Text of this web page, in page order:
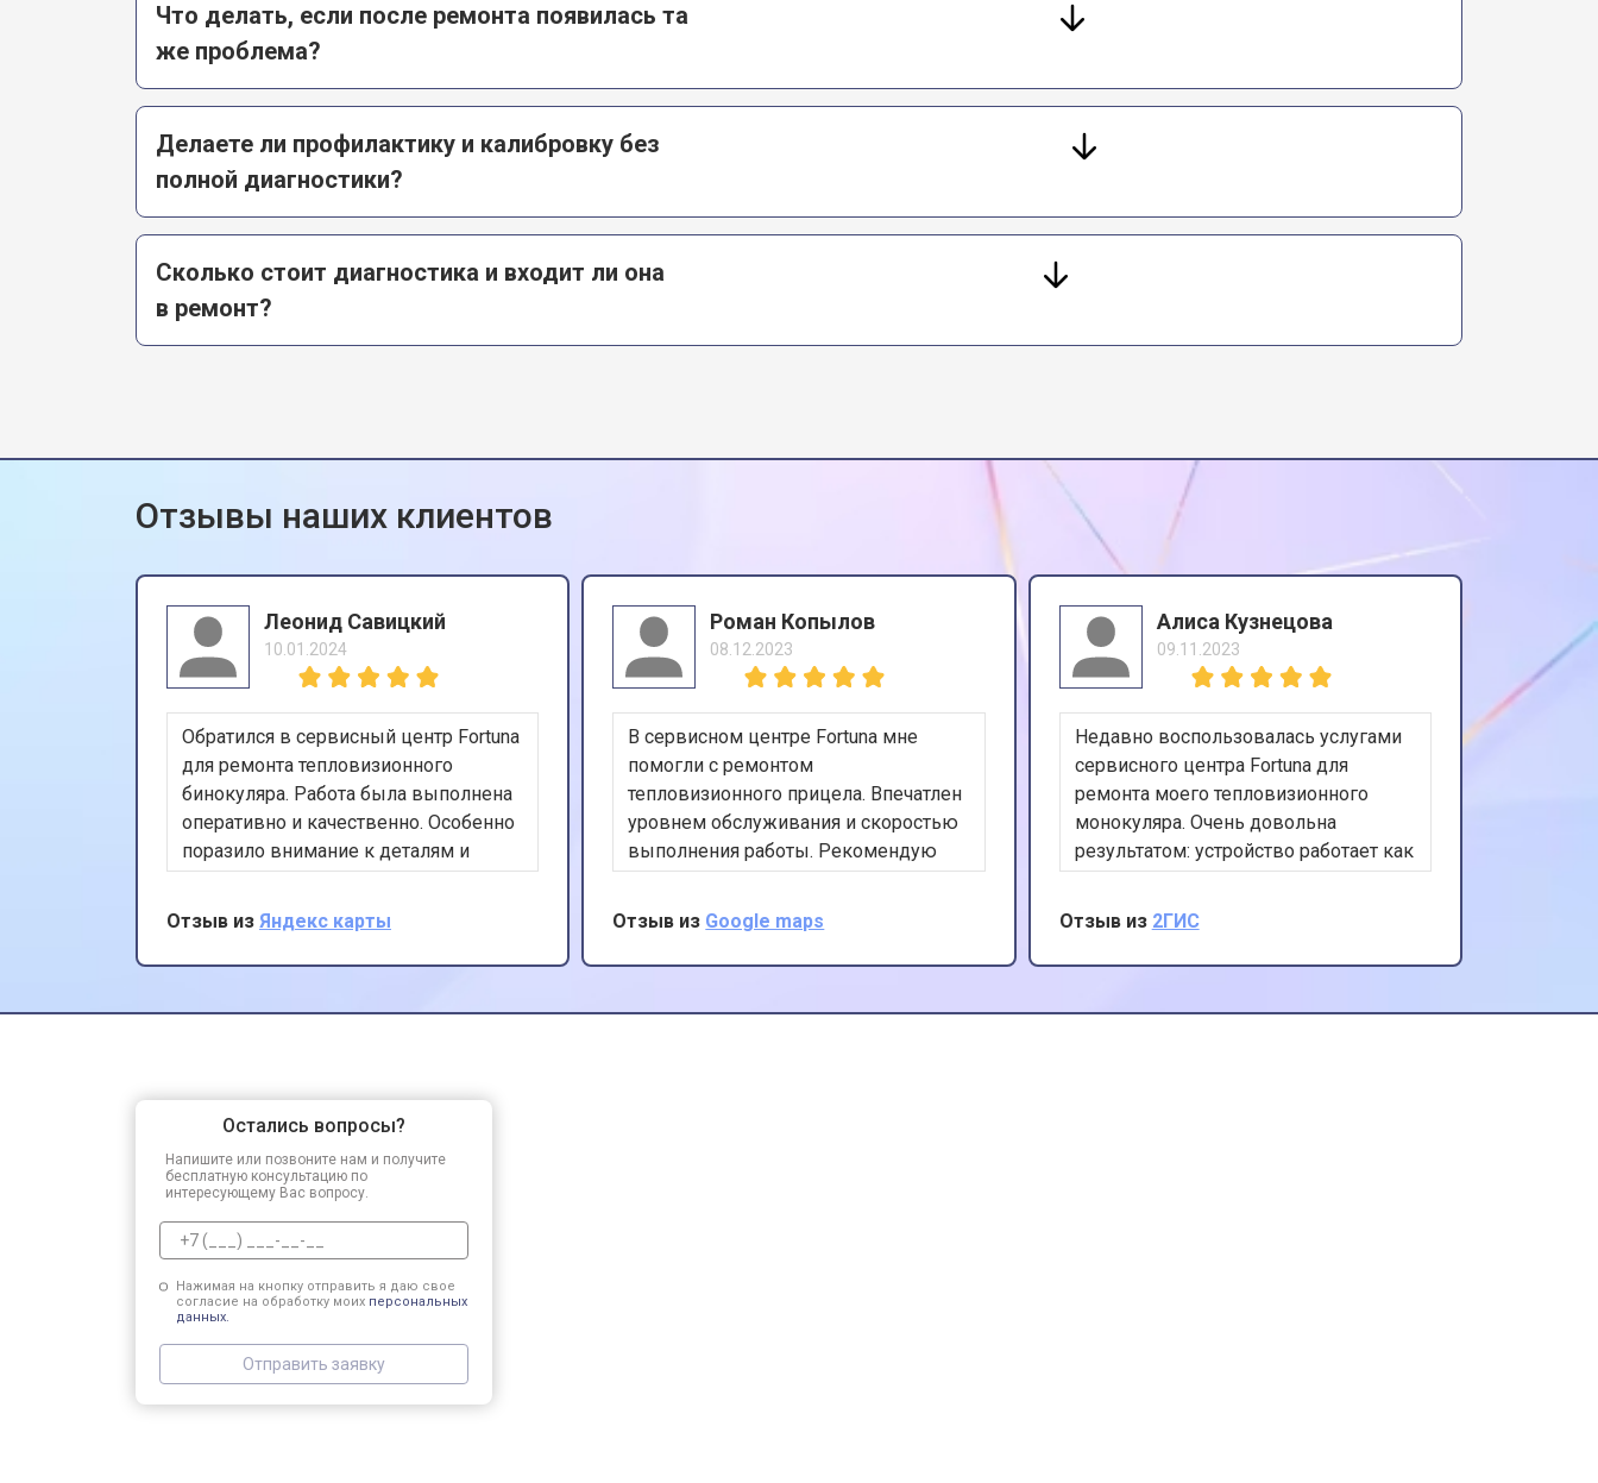
Что делать, если после ремонта появилась та
же проблема?
Делаете ли профилактику и калибровку без
полной диагностики?
Сколько стоит диагностика и входит ли она
в ремонт?
Отзывы наших клиентов
Леонид Савицкий
10.01.2024
Обратился в сервисный центр Fortuna
для ремонта тепловизионного
бинокуляра. Работа была выполнена
оперативно и качественно. Особенно
поразило внимание к деталям и
запчастей. Спасибо за
профессионализм и отличный
сервис!
Отзыв из Яндекс карты
Роман Копылов
08.12.2023
В сервисном центре Fortuna мне
помогли с ремонтом
тепловизионного прицела. Впечатлен
уровнем обслуживания и скоростью
выполнения работы. Рекомендую
надежность.
Отзыв из Google maps
Алиса Кузнецова
09.11.2023
Недавно воспользовалась услугами
сервисного центра Fortuna для
ремонта моего тепловизионного
монокуляра. Очень довольна
результатом: устройство работает как
профессиональный подход. Спасибо
за вашу работу!
Отзыв из 2ГИС
Остались вопросы?
Напишите или позвоните нам и получите
бесплатную консультацию по
интересующему Вас вопросу.
Нажимая на кнопку отправить я даю свое
согласие на обработку моих персональных
данных.
Отправить заявку